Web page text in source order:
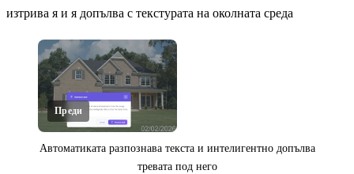
изтрива я и я допълва с текстурата на околната среда
Преди
Автоматиката разпознава текста и интелигентно допълва
тревата под него